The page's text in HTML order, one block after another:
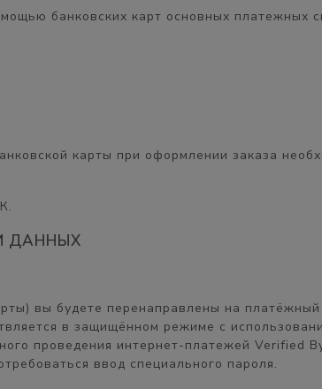
банковских карт основных платежных
карты при оформлении заказа
ДАННЫХ
вы будете перенаправлены на
в защищённом режиме с
проведения интернет-платежей Verified
ввод специального пароля.